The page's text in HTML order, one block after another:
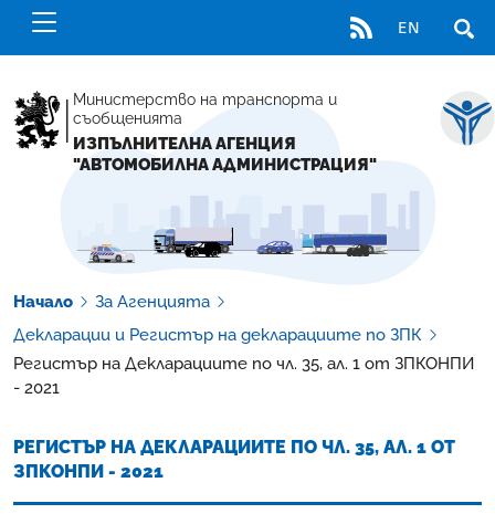
RSS EN
Министерство на транспорта и
съобщенията
ИЗПЪЛНИТЕЛНА АГЕНЦИЯ
"АВТОМОБИЛНА АДМИНИСТРАЦИЯ"
Начало
За Агенцията
Декларации и Регистър на декларациите по ЗПК
Регистър на Декларациите по чл. 35, ал. 1 от ЗПКОНПИ
- 2021
РЕГИСТЪР НА ДЕКЛАРАЦИИТЕ ПО ЧЛ. 35, АЛ. 1 ОТ
ЗПКОНПИ - 2021